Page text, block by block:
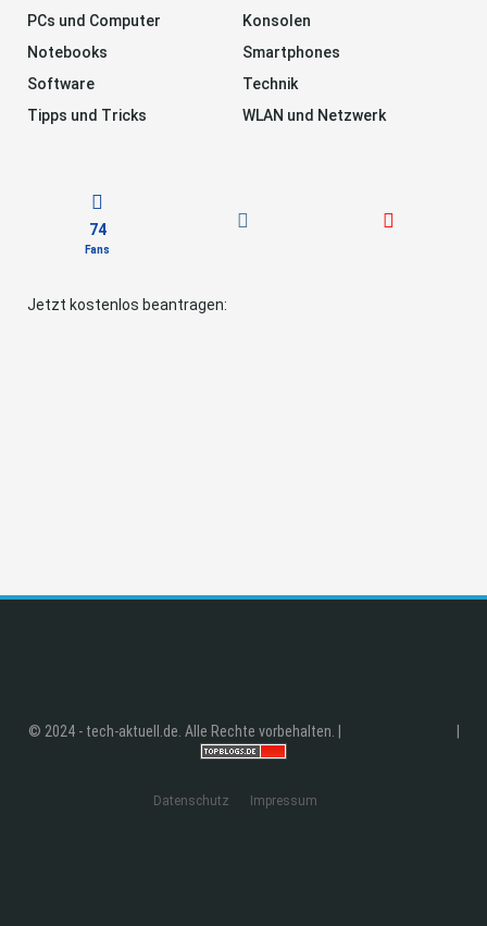
PCs und Computer
Konsolen
Notebooks
Smartphones
Software
Technik
Tipps und Tricks
WLAN und Netzwerk
74
Fans
Jetzt kostenlos beantragen:
© 2024 - tech-aktuell.de. Alle Rechte vorbehalten. |
Datenschutz Impressum